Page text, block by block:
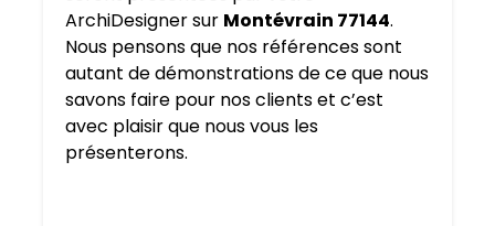
ArchiDesigner sur Montévrain 77144.
Nous pensons que nos références sont
autant de démonstrations de ce que nous
savons faire pour nos clients et c’est
avec plaisir que nous vous les
présenterons.